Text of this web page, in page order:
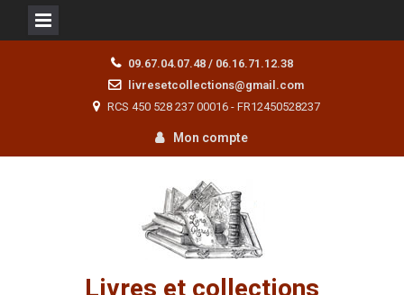
09.67.04.07.48 / 06.16.71.12.38
livresetcollections@gmail.com
RCS 450 528 237 00016 - FR12450528237
Mon compte